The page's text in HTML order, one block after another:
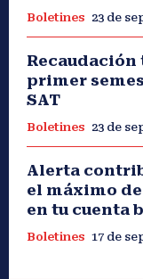
Boletines 23 de
primer
SAT
Boletines 23 de
Alerta
el máximo
en tu cuenta
Boletines 17 de